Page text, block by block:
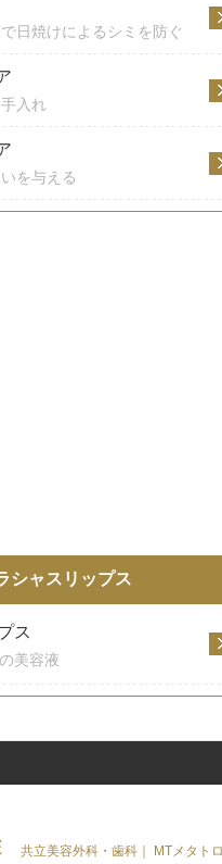
日焼けによるシミを防ぐ
入れ
を与える
シャスリップス
ス
美容液
共立美容外科・歯科｜ MTメタト